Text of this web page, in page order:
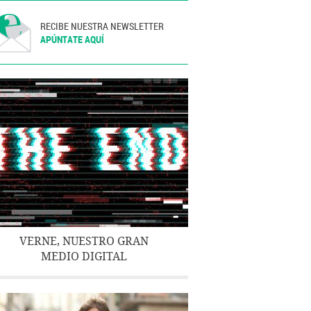
RECIBE NUESTRA NEWSLETTER
APÚNTATE AQUÍ
VERNE, NUESTRO GRAN
MEDIO DIGITAL